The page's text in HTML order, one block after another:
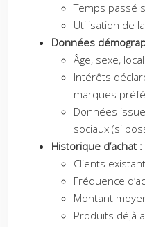
Temps passé
Utilisation de
Données
Âge, sexe,
Intérêts
marques
Données
sociaux (si
Historique d’achat :
Clients
Fréquence
Montant
Produits déjà